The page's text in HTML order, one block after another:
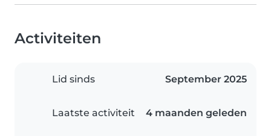
Activiteiten
Lid sinds September 2025
Laatste activiteit 4 maanden geleden